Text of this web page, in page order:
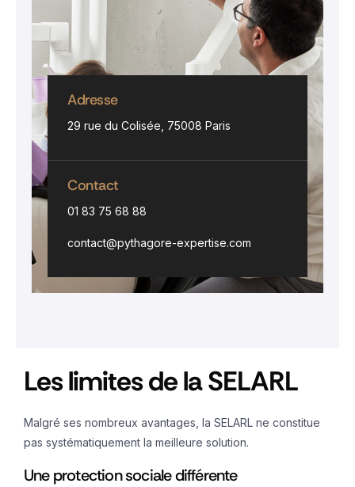
Adresse
29 rue du Colisée, 75008 Paris
Contact
01 83 75 68 88
contact@pythagore-expertise.com
Les limites de la SELARL
Malgré ses nombreux avantages, la SELARL ne constitue
pas systématiquement la meilleure solution.
Une protection sociale différente